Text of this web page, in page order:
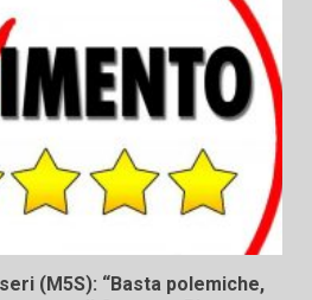
(M5S): “Basta polemiche,